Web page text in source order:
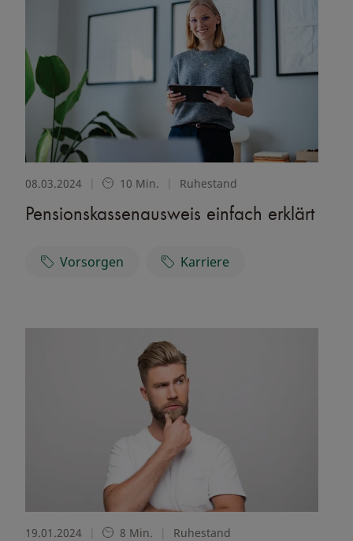
08.03.2024 10 Min. Ruhestand
Pensionskassenausweis einfach erklärt
Vorsorgen Karriere
19.01.2024 | 8 Min. | Ruhestand